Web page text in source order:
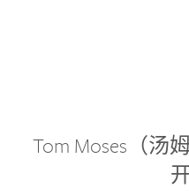
Tom Moses（汤